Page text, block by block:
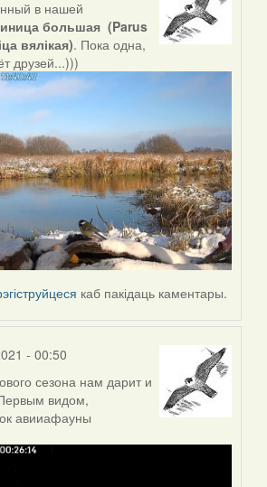
в нашей
большая (Parus
вялікая). Пока одна,
друзей...)))
каб пакідаць каментары.
- 00:50
сезона нам дарит и
видом,
авииафауны